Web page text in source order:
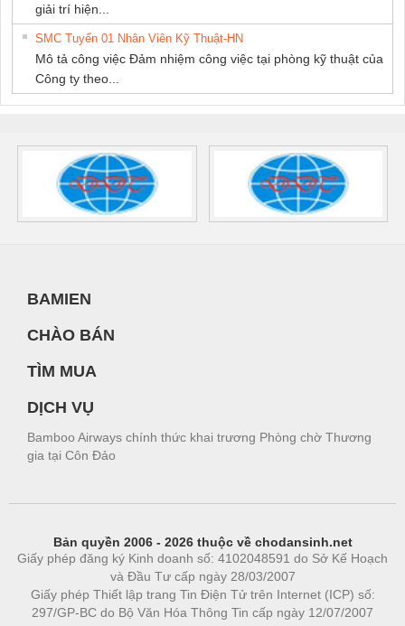
giải trí hiện...
SMC Tuyển 01 Nhân Viên Kỹ Thuật-HN
Mô tả công việc Đảm nhiệm công việc tại phòng kỹ thuật của
Công ty theo...
BAMIEN
CHÀO BÁN
TÌM MUA
DỊCH VỤ
Bamboo Airways chính thức khai trương Phòng chờ Thương
gia tại Côn Đảo
Bản quyền 2006 - 2026 thuộc về chodansinh.net
Giấy phép đăng ký Kinh doanh số: 4102048591 do Sở Kế Hoạch
và Đầu Tư cấp ngày 28/03/2007
Giấy phép Thiết lập trang Tin Điện Tử trên Internet (ICP) số:
297/GP-BC do Bộ Văn Hóa Thông Tin cấp ngày 12/07/2007